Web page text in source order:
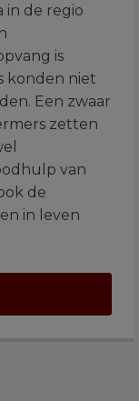
in de regio
is
konden niet
Een zwaar
zetten
van
de
in leven